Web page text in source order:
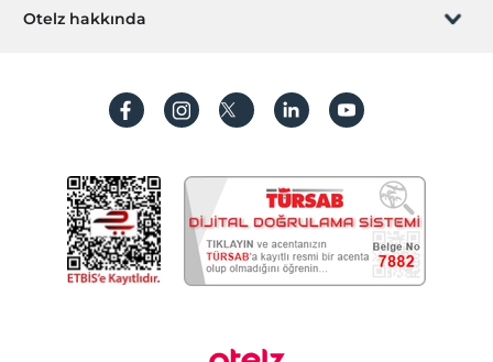
Sıkça sorulan sorular
İşlem rehberi
Hesap oluştur
Hemen tesisinizi ekleyin
Otelz hakkında
Koşullar ve şartlar
Aydınlatma metni